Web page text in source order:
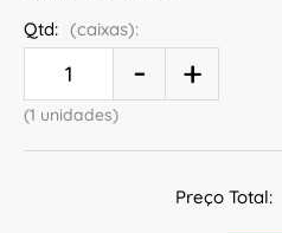
Qtd: (caixas):
(1 unidades)
Preço Total: